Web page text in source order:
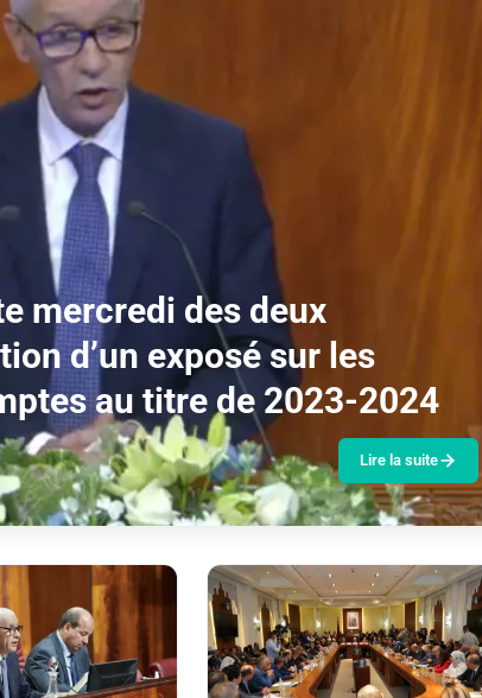
mercredi des deux
d’un exposé sur les
au titre de 2023-2024
Lire la suite